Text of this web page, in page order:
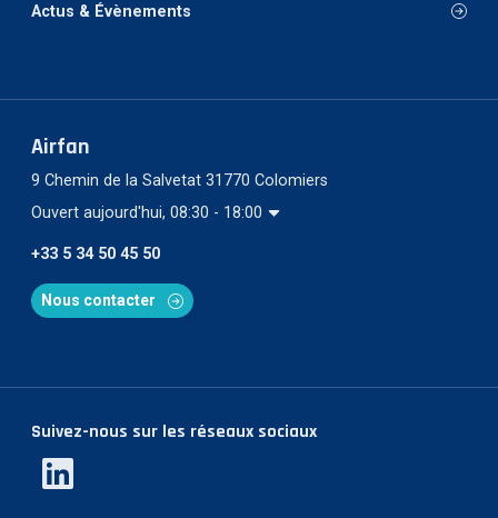
Actus & Évènements
Airfan
9 Chemin de la Salvetat 31770 Colomiers
Ouvert aujourd'hui, 08:30 - 18:00
+33 5 34 50 45 50
Nous contacter
Suivez-nous sur les réseaux sociaux